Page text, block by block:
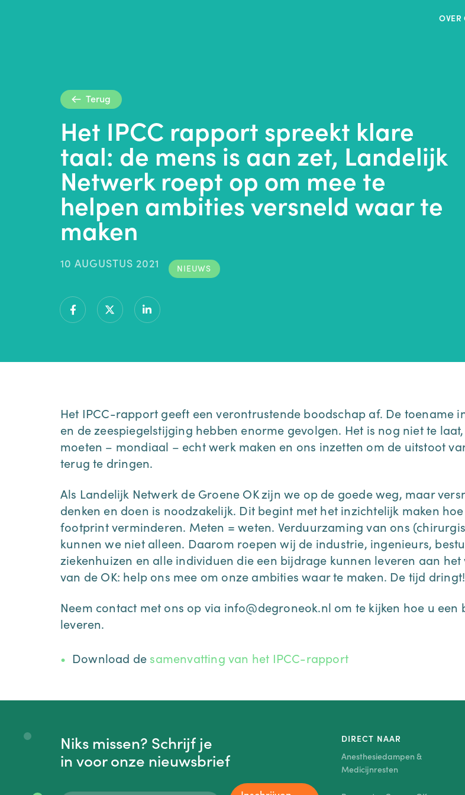
OVER
Terug
Het IPCC rapport spreekt klare
taal: de mens is aan zet, Landelijk
Netwerk roept op om mee te
helpen ambities versneld waar te
maken
10 AUGUSTUS 2021 NIEUWS
Het IPCC-rapport geeft een verontrustende boodschap af. De toename
en de zeespiegelstijging hebben enorme gevolgen. Het is nog niet te
moeten – mondiaal – echt werk maken en ons inzetten om de uitstoot
terug te dringen.
Als Landelijk Netwerk de Groene OK zijn we op de goede weg, maar
denken en doen is noodzakelijk. Dit begint met het inzichtelijk maken
footprint verminderen. Meten = weten. Verduurzaming van ons
kunnen we niet alleen. Daarom roepen wij de industrie, ingenieurs,
ziekenhuizen en alle individuen die een bijdrage kunnen leveren aan
van de OK: help ons mee om onze ambities waar te maken. De tijd dringt!
Neem contact met ons op via info@degroneok.nl om te kijken hoe u een
leveren.
Download de samenvatting van het IPCC-rapport
Niks missen? Schrijf je
in voor onze nieuwsbrief
DIRECT NAAR
Anesthesiedampen &
Medicijnresten